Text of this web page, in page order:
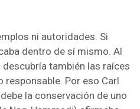
ni autoridades. Si
dentro de sí mismo. Al
también las raíces
responsable. Por eso Carl
la conservación de uno